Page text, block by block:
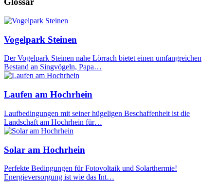
Vogelpark Steinen
Der Vogelpark Steinen nahe Lörrach bietet einen umfangreichen
Bestand an Singvögeln, Papa…
Laufen am Hochrhein
Laufbedingungen mit seiner hügeligen Beschaffenheit ist die
Landschaft am Hochrhein für…
Solar am Hochrhein
Perfekte Bedingungen für Fotovoltaik und Solarthermie!
Energieversorgung ist wie das Int…